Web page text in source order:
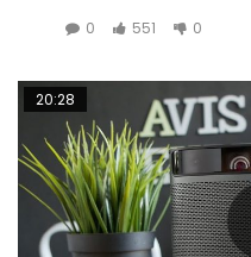
0 551 0
20:28